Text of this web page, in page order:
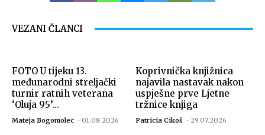
VEZANI ČLANCI
FOTO U tijeku 13.
međunarodni streljački
turnir ratnih veterana
‘Oluja 95’...
Mateja Bogomolec - 01.08.2026
Koprivnička knjižnica
najavila nastavak nakon
uspješne prve Ljetne
tržnice knjiga
Patricia Cikoš - 29.07.2026